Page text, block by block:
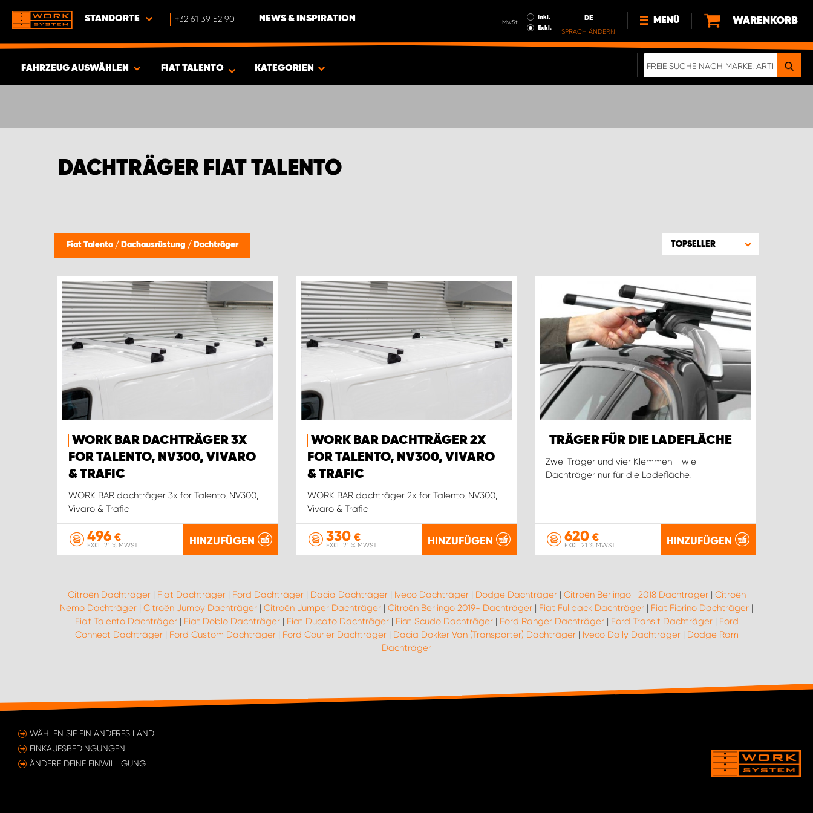
STANDORTE +32 61 39 52 90 NEWS & INSPIRATION MwSt.
Inkl.
Exkl.
DE
SPRACH ÄNDERN
MENÜ
NEWS
WARENKORB
FAHRZEUG AUSWÄHLEN
ARTIKEL
FIAT TALENTO KATEGORIEN
DACHTRÄGER FIAT TALENTO
Fiat Talento / Dachausrüstung / Dachträger TOPSELLER
WORK BAR DACHTRÄGER 3X
FOR TALENTO, NV300, VIVARO
& TRAFIC
WORK BAR dachträger 3x for Talento, NV300,
Vivaro & Trafic
496 €
EXKL. 21 % MWST. HINZUFÜGEN
WORK BAR DACHTRÄGER 2X
FOR TALENTO, NV300, VIVARO
& TRAFIC
WORK BAR dachträger 2x for Talento, NV300,
Vivaro & Trafic
330€
EXKL. 21 % MWST. HINZUFÜGEN
TRÄGER FÜR DIE LADEFLÄCHE
Zwei Träger und vier Klemmen - wie
Dachträger nur für die Ladefläche.
620 €
EXKL. 21 % MWST. HINZUFÜGEN
Citroën Dachträger| Fiat Dachträger| Ford Dachträger| Dacia Dachträger| Iveco Dachträger| Dodge Dachträger| Citroën Berlingo -2018 Dachträger| Citroën
Nemo Dachträger | Citroën Jumpy Dachträger | Citroën Jumper Dachträger | Citroën Berlingo 2019- Dachträger | Fiat Fullback Dachträger | Fiat Fiorino Dachträger |
Fiat Talento Dachträger| Fiat Doblo Dachträger| Fiat Ducato Dachträger| Fiat Scudo Dachträger| Ford Ranger Dachträger| Ford Transit Dachträger| Ford
Connect Dachträger| Ford Custom Dachträger| Ford Courier Dachträger| Dacia Dokker Van (Transporter) Dachträger| Iveco Daily Dachträger| Dodge Ram
Dachträger
WÄHLEN SIE EIN ANDERES LAND
EINKAUFSBEDINGUNGEN
ÄNDERE DEINE EINWILLIGUNG